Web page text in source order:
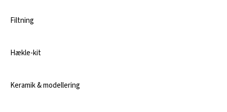
Filtning
Hækle-kit
Keramik & modellering